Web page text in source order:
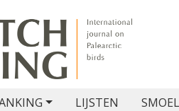
LIJSTEN